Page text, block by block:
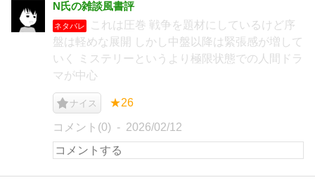
N氏の雑談風書評
ネタバレ
これは圧巻 戦争を題材にしているけど序
盤は軽めな展開 しかし中盤以降は緊張感が増して
いく ミステリーというより極限状態での人間ドラ
マが中心
ナイス ★26
コメント(0) 2026/02/12